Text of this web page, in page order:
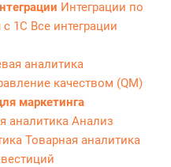
Интеграции по
с 1С Все интеграции
аналитика
качеством (QM)
маркетинга
аналитика Анализ
Товарная аналитика